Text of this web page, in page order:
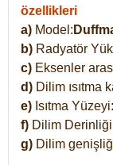
özellikleri
a) Model:
b) Radyatör
c) Eksenler
d) Dilim ısıtma
e) Isıtma
f) Dilim
g) Dilim